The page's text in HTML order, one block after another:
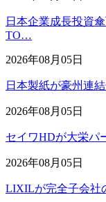
日本企業成長投資
TO…
2026年08月05日
日本製紙が豪州連
2026年08月05日
セイワHDが大栄パ
2026年08月05日
LIXILが完全子会社